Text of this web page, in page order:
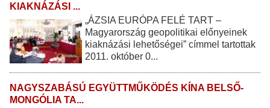
KIAKNÁZÁSI ...
„ÁZSIA EURÓPA FELÉ TART –
Magyarország geopolitikai előnyeinek
kiaknázási lehetőségei” címmel tartottak
2011. október 0...
NAGYSZABÁSÚ EGYÜTTMŰKÖDÉS KÍNA BELSŐ-
MONGÓLIA TA...